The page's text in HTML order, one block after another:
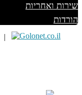
שירות ואחריות
הורדות
|